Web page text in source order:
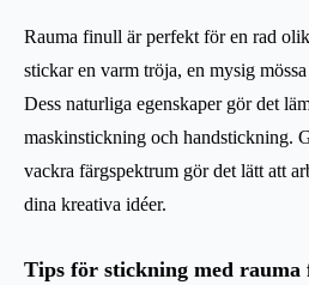
Rauma finull är perfekt för en rad
stickar en varm tröja, en mysig
Dess naturliga egenskaper gör det
maskinstickning och handstickning.
vackra färgspektrum gör det lätt att
dina kreativa idéer.
Tips för stickning med